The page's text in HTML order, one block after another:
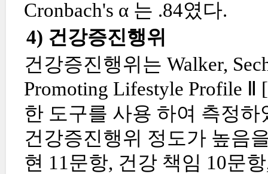
Cronbach's α 는 .84였다.
4) 건강증진행위
건강증진행위는 Walker,
Promoting Lifestyle Profile Ⅱ [
한 도구를 사용 하여 측정
건강증진행위 정도가 높음
현 11문항, 건강 책임 10문